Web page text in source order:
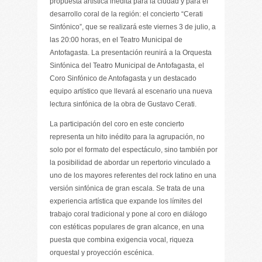
desarrollo coral de la región: el concierto “Cerati
Sinfónico”, que se realizará este viernes 3 de julio, a
las 20:00 horas, en el Teatro Municipal de
Antofagasta. La presentación reunirá a la Orquesta
Sinfónica del Teatro Municipal de Antofagasta, el
Coro Sinfónico de Antofagasta y un destacado
equipo artístico que llevará al escenario una nueva
lectura sinfónica de la obra de Gustavo Cerati.
La participación del coro en este concierto
representa un hito inédito para la agrupación, no
solo por el formato del espectáculo, sino también por
la posibilidad de abordar un repertorio vinculado a
uno de los mayores referentes del rock latino en una
versión sinfónica de gran escala. Se trata de una
experiencia artística que expande los límites del
trabajo coral tradicional y pone al coro en diálogo
con estéticas populares de gran alcance, en una
puesta que combina exigencia vocal, riqueza
orquestal y proyección escénica.